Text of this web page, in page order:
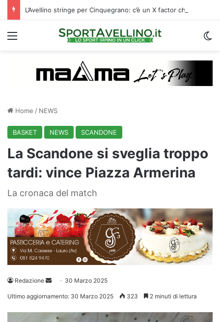
Menu
Home / NEWS
BASKET NEWS SCANDONE
La Scandone si sveglia troppo
tardi: vince Piazza Armerina
La cronaca del match
Redazione
Invia 30 Marzo 2025
Ultimo aggiornamento: 30 Marzo 2025 323 2 minuti di lettura